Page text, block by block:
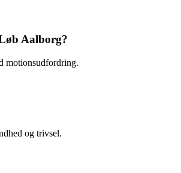
Aalborg?
motionsudfordring.
og trivsel.